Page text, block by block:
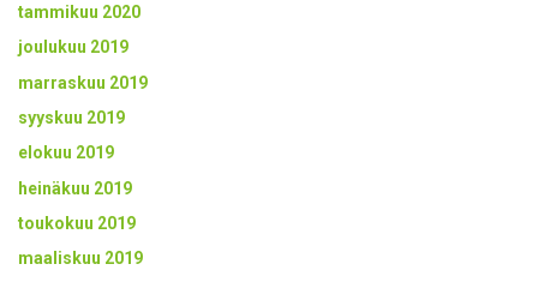
tammikuu 2020
joulukuu 2019
marraskuu 2019
syyskuu 2019
elokuu 2019
heinäkuu 2019
toukokuu 2019
maaliskuu 2019